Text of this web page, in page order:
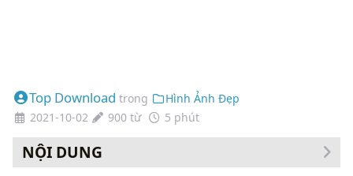
Top Download trong
Hình Ảnh Đẹp
2021-10-02
900 từ 5 phút
NỘI DUNG